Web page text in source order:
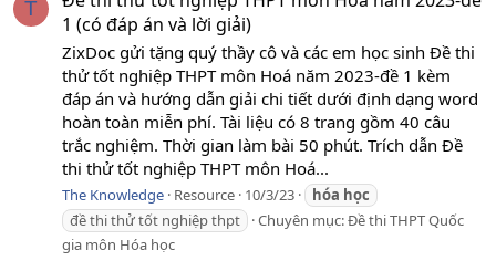
T
1 (có đáp án và lời giải)
ZixDoc gửi tặng quý thầy cô và các em học sinh Đề thi
thử tốt nghiệp THPT môn Hoá năm 2023-đề 1 kèm
đáp án và hướng dẫn giải chi tiết dưới định dạng word
hoàn toàn miễn phí. Tài liệu có 8 trang gồm 40 câu
trắc nghiệm. Thời gian làm bài 50 phút. Trích dẫn Đề
thi thử tốt nghiệp THPT môn Hoá...
The Knowledge Resource 10/3/23 hóa học
đề thi thử tốt nghiệp thpt
Chuyên mục:Đề thi THPT Quốc
gia môn Hóa học